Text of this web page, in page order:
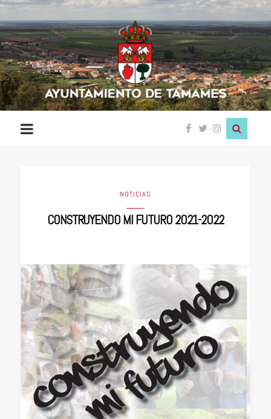
Ayuntamiento
de
Tamames
NOTICIAS
CONSTRUYENDO MI FUTURO 2021-2022